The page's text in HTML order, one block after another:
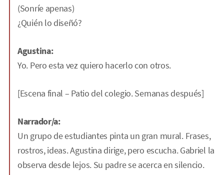
(Sonríe apenas)
¿Quién lo diseñó?
Agustina:
Yo. Pero esta vez quiero hacerlo con otros.
[Escena final – Patio del colegio. Semanas después]
Narrador/a:
Un grupo de estudiantes pinta un gran mural. Frases,
rostros, ideas. Agustina dirige, pero escucha. Gabriel la
observa desde lejos. Su padre se acerca en silencio.